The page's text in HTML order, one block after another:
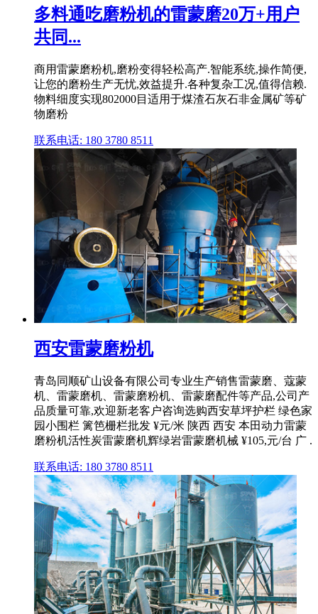
多料通吃磨粉机的雷蒙磨20万+用户
共同...
商用雷蒙磨粉机,磨粉变得轻松高产.智能系统,操作简便,
让您的磨粉生产无忧,效益提升.各种复杂工况,值得信赖.
物料细度实现802000目适用于煤渣石灰石非金属矿等矿
物磨粉
联系电话: 180 3780 8511
西安雷蒙磨粉机
青岛同顺矿山设备有限公司专业生产销售雷蒙磨、蔻蒙
机、雷蒙磨机、雷蒙磨粉机、雷蒙磨配件等产品,公司产
品质量可靠,欢迎新老客户咨询选购西安草坪护栏 绿色家
园小围栏 篱笆栅栏批发 ¥元/米 陕西 西安 本田动力雷蒙
磨粉机活性炭雷蒙磨机辉绿岩雷蒙磨机械 ¥105,元/台 广 .
联系电话: 180 3780 8511